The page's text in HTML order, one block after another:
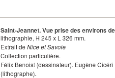
Saint-Jeannet. Vue prise des environs
lithographie, H 245 x L 326 mm.
Extrait de Nice et Savoie
Collection particulière.
Félix Benoist (dessinateur). Eugène Cicéri
(lithographe).